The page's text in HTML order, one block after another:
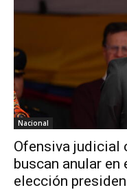
Nacional
Ofensiva judicial
buscan anular en
elección